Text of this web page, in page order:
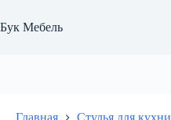
к
сути
Бук Мебель